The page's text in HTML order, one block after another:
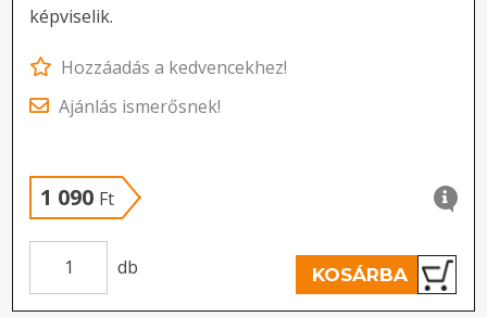
képviselik.
Hozzáadás a kedvencekhez!
Ajánlás ismerősnek!
1 090 Ft
db KOSÁRBA